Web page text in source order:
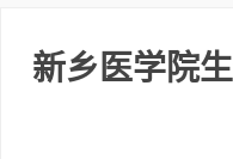
新乡医学院